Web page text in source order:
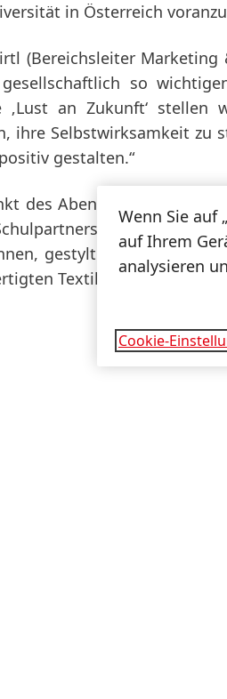
in Österreich
(Bereichsleiter
so
‚Lust an Zukunft‘
ihre Selbstwirksamkeit zu
gestalten.“
des Abends vor dem
der Höheren
gestylt von
Textilkreationen.
Wenn Sie auf
auf Ihrem
analysieren
Cookie-